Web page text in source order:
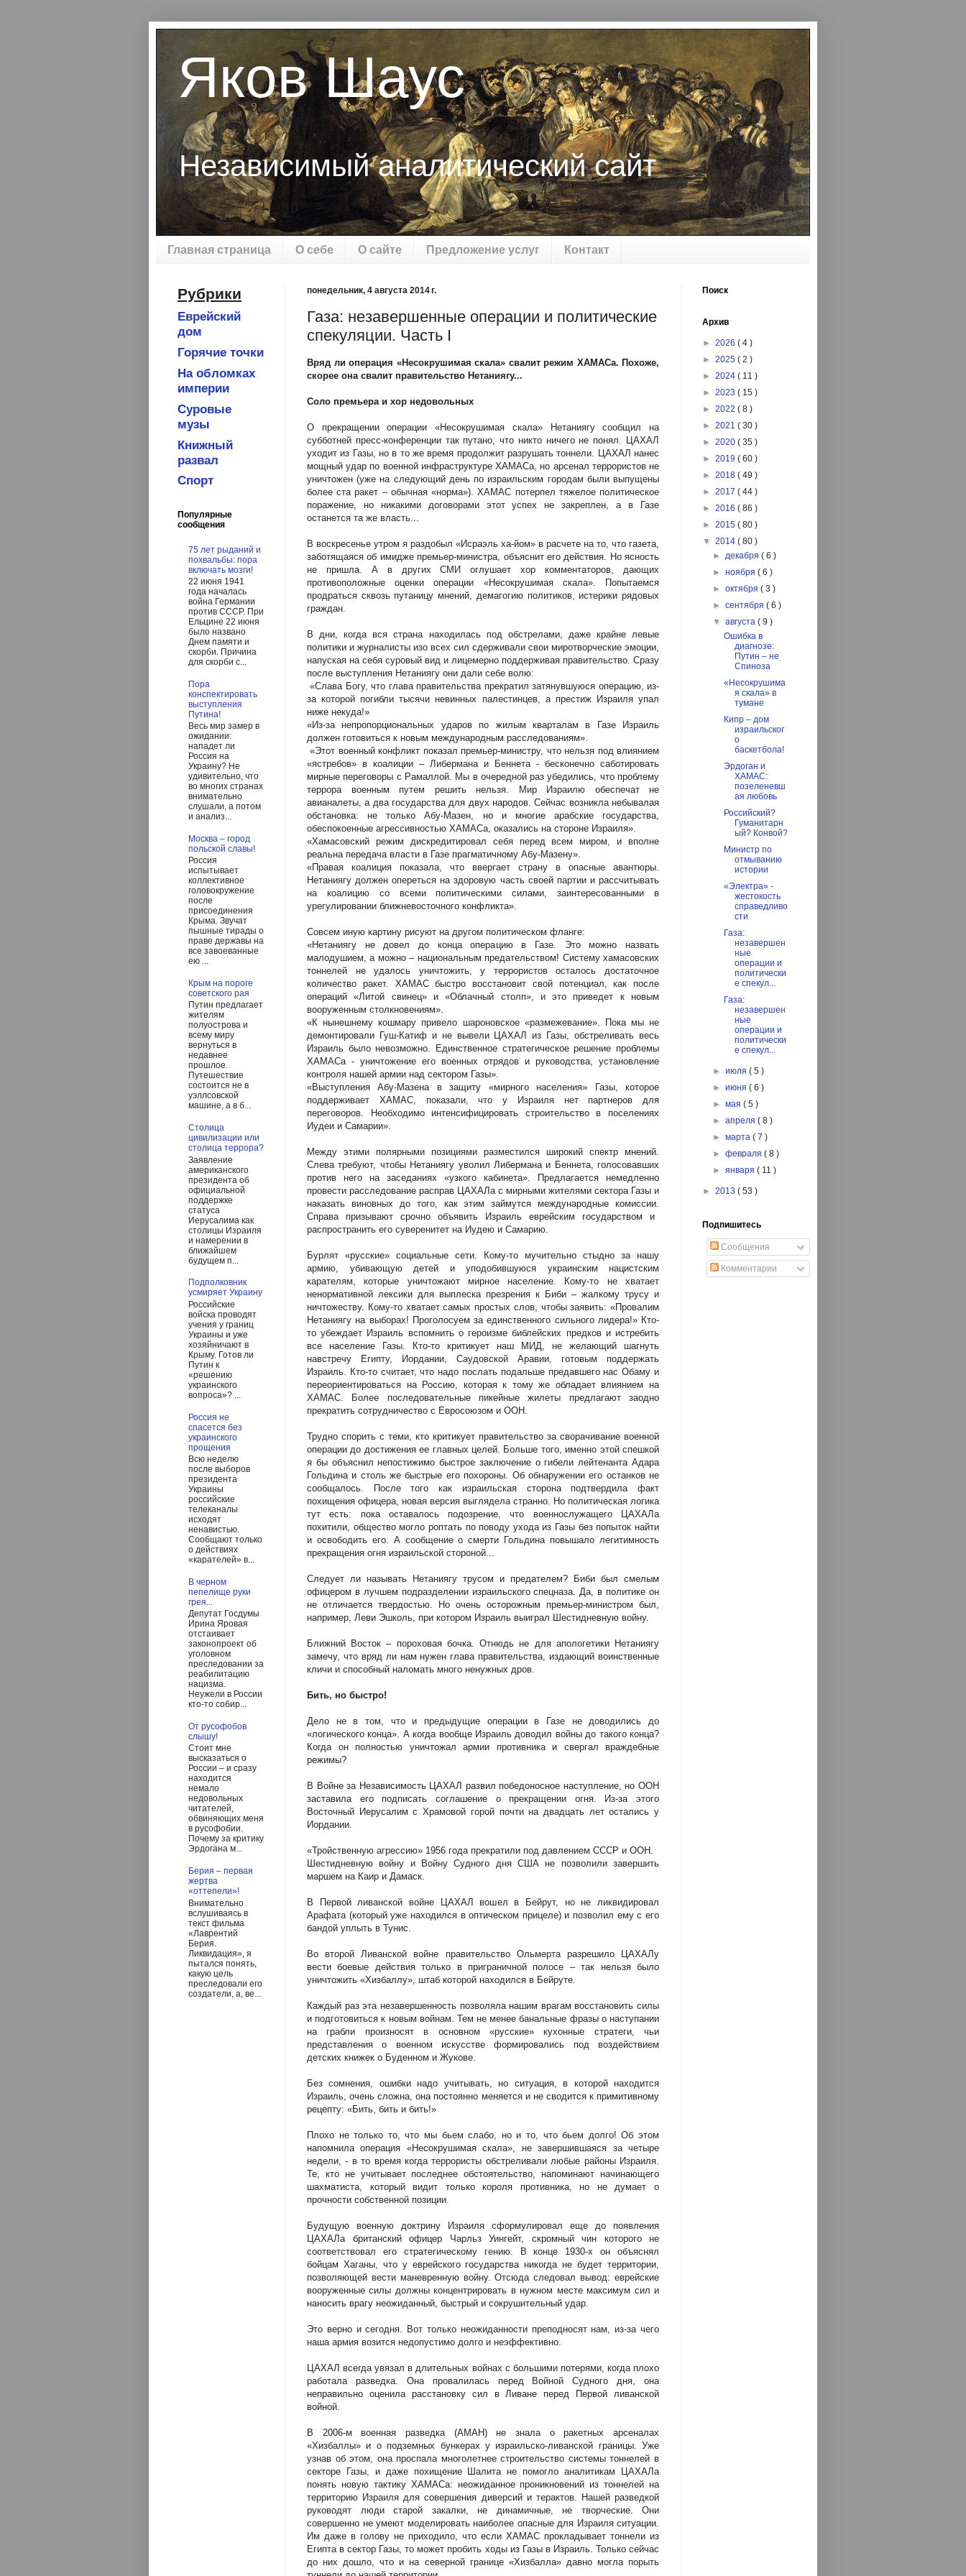
Яков Шаус
Независимый аналитический сайт
Главная страница О себе О сайте Предложение услуг Контакт
понедельник, 4 августа 2014 г.
Газа: незавершенные операции и политические
спекуляции. Часть I
Вряд ли операция «Несокрушимая скала» свалит режим ХАМАСа. Похоже,
скорее она свалит правительство Нетаниягу...
Соло премьера и хор недовольных
О прекращении операции «Несокрушимая скала» Нетаниягу сообщил на
субботней пресс-конференции так путано, что никто ничего не понял. ЦАХАЛ
уходит из Газы, но в то же время продолжит разрушать тоннели. ЦАХАЛ нанес
мощный удар по военной инфраструктуре ХАМАСа, но арсенал террористов не
уничтожен (уже на следующий день по израильским городам были выпущены
более ста ракет – обычная «норма»). ХАМАС потерпел тяжелое политическое
поражение, но никакими договорами этот успех не закреплен, а в Газе
останется та же власть...
В воскресенье утром я раздобыл «Исраэль ха-йом» в расчете на то, что газета,
заботящаяся об имидже премьер-министра, объяснит его действия. Но ясность
не пришла. А в других СМИ оглушает хор комментаторов, дающих
противоположные оценки операции «Несокрушимая скала». Попытаемся
продраться сквозь путаницу мнений, демагогию политиков, истерики рядовых
граждан.
В дни, когда вся страна находилась под обстрелами, даже крайне левые
политики и журналисты изо всех сил сдерживали свои миротворческие эмоции,
напуская на себя суровый вид и лицемерно поддерживая правительство. Сразу
после выступления Нетаниягу они дали себе волю:
«Слава Богу, что глава правительства прекратил затянувшуюся операцию, из-
за которой погибли тысячи невинных палестинцев, а престиж Израиля упал
ниже некуда!»
«Из-за непропорциональных ударов по жилым кварталам в Газе Израиль
должен готовиться к новым международным расследованиям».
«Этот военный конфликт показал премьер-министру, что нельзя под влиянием
«ястребов» в коалиции – Либермана и Беннета - бесконечно саботировать
мирные переговоры с Рамаллой. Мы в очередной раз убедились, что проблему
террора военным путем решить нельзя. Мир Израилю обеспечат не
авианалеты, а два государства для двух народов. Сейчас возникла небывалая
обстановка: не только Абу-Мазен, но и многие арабские государства,
обеспокоенные агрессивностью ХАМАСа, оказались на стороне Израиля».
«Хамасовский режим дискредитировал себя перед всем миром, и вполне
реальна передача власти в Газе прагматичному Абу-Мазену».
«Правая коалиция показала, что ввергает страну в опасные авантюры.
Нетаниягу должен опереться на здоровую часть своей партии и рассчитывать
на коалицию со всеми политическими силами, заинтересованными в
урегулировании ближневосточного конфликта».
Совсем иную картину рисуют на другом политическом фланге:
«Нетаниягу не довел до конца операцию в Газе. Это можно назвать
малодушием, а можно – национальным предательством! Систему хамасовских
тоннелей не удалось уничтожить, у террористов осталось достаточное
количество ракет. ХАМАС быстро восстановит свой потенциал, как после
операций «Литой свинец» и «Облачный столп», и это приведет к новым
вооруженным столкновениям».
«К нынешнему кошмару привело шароновское «размежевание». Пока мы не
демонтировали Гуш-Катиф и не вывели ЦАХАЛ из Газы, обстреливать весь
Израиль было невозможно. Единственное стратегическое решение проблемы
ХАМАСа - уничтожение его военных отрядов и руководства, установление
контроля нашей армии над сектором Газы».
«Выступления Абу-Мазена в защиту «мирного населения» Газы, которое
поддерживает ХАМАС, показали, что у Израиля нет партнеров для
переговоров. Необходимо интенсифицировать строительство в поселениях
Иудеи и Самарии».
Между этими полярными позициями разместился широкий спектр мнений.
Слева требуют, чтобы Нетаниягу уволил Либермана и Беннета, голосовавших
против него на заседаниях «узкого кабинета». Предлагается немедленно
провести расследование расправ ЦАХАЛа с мирными жителями сектора Газы и
наказать виновных до того, как этим займутся международные комиссии.
Справа призывают срочно объявить Израиль еврейским государством и
распространить его суверенитет на Иудею и Самарию.
Бурлят «русские» социальные сети. Кому-то мучительно стыдно за нашу
армию, убивающую детей и уподобившуюся украинским нацистским
карателям, которые уничтожают мирное население. Кому-то не хватает
ненормативной лексики для выплеска презрения к Биби – жалкому трусу и
ничтожеству. Кому-то хватает самых простых слов, чтобы заявить: «Провалим
Нетаниягу на выборах! Проголосуем за единственного сильного лидера!» Кто-
то убеждает Израиль вспомнить о героизме библейских предков и истребить
все население Газы. Кто-то критикует наш МИД, не желающий шагнуть
навстречу Египту, Иордании, Саудовской Аравии, готовым поддержать
Израиль. Кто-то считает, что надо послать подальше предавшего нас Обаму и
переориентироваться на Россию, которая к тому же обладает влиянием на
ХАМАС. Более последовательные пикейные жилеты предлагают заодно
прекратить сотрудничество с Евросоюзом и ООН.
Трудно спорить с теми, кто критикует правительство за сворачивание военной
операции до достижения ее главных целей. Больше того, именно этой спешкой
я бы объяснил непостижимо быстрое заключение о гибели лейтенанта Адара
Гольдина и столь же быстрые его похороны. Об обнаружении его останков не
сообщалось. После того как израильская сторона подтвердила факт
похищения офицера, новая версия выглядела странно. Но политическая логика
тут есть: пока оставалось подозрение, что военнослужащего ЦАХАЛа
похитили, общество могло роптать по поводу ухода из Газы без попыток найти
и освободить его. А сообщение о смерти Гольдина повышало легитимность
прекращения огня израильской стороной...
Следует ли называть Нетаниягу трусом и предателем? Биби был смелым
офицером в лучшем подразделении израильского спецназа. Да, в политике он
не отличается твердостью. Но очень осторожным премьер-министром был,
например, Леви Эшколь, при котором Израиль выиграл Шестидневную войну.
Ближний Восток – пороховая бочка. Отнюдь не для апологетики Нетаниягу
замечу, что вряд ли нам нужен глава правительства, издающий воинственные
кличи и способный наломать много ненужных дров.
Бить, но быстро!
Дело не в том, что и предыдущие операции в Газе не доводились до
«логического конца». А когда вообще Израиль доводил войны до такого конца?
Когда он полностью уничтожал армии противника и свергал враждебные
режимы?
В Войне за Независимость ЦАХАЛ развил победоносное наступление, но ООН
заставила его подписать соглашение о прекращении огня. Из-за этого
Восточный Иерусалим с Храмовой горой почти на двадцать лет остались у
Иордании.
«Тройственную агрессию» 1956 года прекратили под давлением СССР и ООН.
Шестидневную войну и Войну Судного дня США не позволили завершить
маршем на Каир и Дамаск.
В Первой ливанской войне ЦАХАЛ вошел в Бейрут, но не ликвидировал
Арафата (который уже находился в оптическом прицеле) и позволил ему с его
бандой уплыть в Тунис.
Во второй Ливанской войне правительство Ольмерта разрешило ЦАХАЛу
вести боевые действия только в приграничной полосе – так нельзя было
уничтожить «Хизбаллу», штаб которой находился в Бейруте.
Каждый раз эта незавершенность позволяла нашим врагам восстановить силы
и подготовиться к новым войнам. Тем не менее банальные фразы о наступании
на грабли произносят в основном «русские» кухонные стратеги, чьи
представления о военном искусстве формировались под воздействием
детских книжек о Буденном и Жукове.
Без сомнения, ошибки надо учитывать, но ситуация, в которой находится
Израиль, очень сложна, она постоянно меняется и не сводится к примитивному
рецепту: «Бить, бить и бить!»
Плохо не только то, что мы бьем слабо, но и то, что бьем долго! Об этом
напомнила операция «Несокрушимая скала», не завершившаяся за четыре
недели, - в то время когда террористы обстреливали любые районы Израиля.
Те, кто не учитывает последнее обстоятельство, напоминают начинающего
шахматиста, который видит только короля противника, но не думает о
прочности собственной позиции.
Будущую военную доктрину Израиля сформулировал еще до появления
ЦАХАЛа британский офицер Чарльз Уингейт, скромный чин которого не
соответствовал его стратегическому гению. В конце 1930-х он объяснял
бойцам Хаганы, что у еврейского государства никогда не будет территории,
позволяющей вести маневренную войну. Отсюда следовал вывод: еврейские
вооруженные силы должны концентрировать в нужном месте максимум сил и
наносить врагу неожиданный, быстрый и сокрушительный удар.
Это верно и сегодня. Вот только неожиданности преподносят нам, из-за чего
наша армия возится недопустимо долго и неэффективно.
ЦАХАЛ всегда увязал в длительных войнах с большими потерями, когда плохо
работала разведка. Она провалилась перед Войной Судного дня, она
неправильно оценила расстановку сил в Ливане перед Первой ливанской
войной.
В 2006-м военная разведка (АМАН) не знала о ракетных арсеналах
«Хизбаллы» и о подземных бункерах у израильско-ливанской границы. Уже
узнав об этом, она проспала многолетнее строительство системы тоннелей в
секторе Газы, и даже похищение Шалита не помогло аналитикам ЦАХАЛа
понять новую тактику ХАМАСа: неожиданное проникновений из тоннелей на
территорию Израиля для совершения диверсий и терактов. Нашей разведкой
руководят люди старой закалки, не динамичные, не творческие. Они
совершенно не умеют моделировать наиболее опасные для Израиля ситуации.
Им даже в голову не приходило, что если ХАМАС прокладывает тоннели из
Египта в сектор Газы, то может пробить ходы из Газы в Израиль. Только сейчас
до них дошло, что и на северной границе «Хизбалла» давно могла порыть
Рубрики
Еврейский
дом
Горячие точки
На обломках
империи
Суровые
музы
Книжный
развал
Спорт
Популярные
сообщения
75 лет рыданий и
похвальбы: пора
включать мозги!
22 июня 1941
года началась
война Германии
против СССР. При
Ельцине 22 июня
было названо
Днем памяти и
скорби. Причина
для скорби с...
Пора
конспектировать
выступления
Путина!
Весь мир замер в
ожидании:
нападет ли
Россия на
Украину? Не
удивительно, что
во многих странах
внимательно
слушали, а потом
и анализ...
Москва – город
польской славы!
Россия
испытывает
коллективное
головокружение
после
присоединения
Крыма. Звучат
пышные тирады о
праве державы на
все завоеванные
ею ...
Крым на пороге
советского рая
Путин предлагает
жителям
полуострова и
всему миру
вернуться в
недавнее
прошлое.
Путешествие
состоится не в
уэллсовской
машине, а в б...
Столица
цивилизации или
столица террора?
Заявление
американского
президента об
официальной
поддержке
статуса
Иерусалима как
столицы Израиля
и намерении в
ближайшем
будущем п...
Подполковник
усмиряет Украину
Российские
войска проводят
учения у границ
Украины и уже
хозяйничают в
Крыму. Готов ли
Путин к
«решению
украинского
вопроса»? ...
Россия не
спасется без
украинского
прощения
Всю неделю
после выборов
президента
Украины
российские
телеканалы
исходят
ненавистью.
Сообщают только
о действиях
«карателей» в...
В черном
пепелище руки
грея...
Депутат Госдумы
Ирина Яровая
отстаивает
законопроект об
уголовном
преследовании за
реабилитацию
нацизма.
Неужели в России
кто-то собир...
От русофобов
слышу!
Стоит мне
высказаться о
России – и сразу
находится
немало
недовольных
читателей,
обвиняющих меня
в русофобии.
Почему за критику
Эрдогана м...
Берия – первая
жертва
«оттепели»!
Внимательно
вслушиваясь в
текст фильма
«Лаврентий
Берия.
Ликвидация», я
пытался понять,
какую цель
преследовали его
создатели, а, ве...
Поиск
Архив
► 2026 ( 4 )
► 2025 ( 2 )
► 2024 ( 11 )
► 2023 ( 15 )
► 2022 ( 8 )
► 2021 ( 30 )
► 2020 ( 35 )
► 2019 ( 60 )
► 2018 ( 49 )
► 2017 ( 44 )
► 2016 ( 86 )
► 2015 ( 80 )
▼ 2014 ( 80 )
►декабря( 6 )
►ноября( 6 )
►октября( 3 )
►сентября( 6 )
▼августа( 9 )
Ошибка в
диагнозе:
Путин – не
Спиноза
«Несокрушима
я скала» в
тумане
Кипр – дом
израильског
о
баскетбола!
Эрдоган и
ХАМАС:
позеленевш
ая любовь
Российский?
Гуманитарн
ый? Конвой?
Министр по
отмыванию
истории
«Электра» -
жестокость
справедливо
сти
Газа:
незавершен
ные
операции и
политически
е спекул...
Газа:
незавершен
ные
операции и
политически
е спекул...
►июля( 5 )
►июня( 6 )
►мая( 5 )
►апреля( 8 )
►марта( 7 )
►февраля( 8 )
►января( 11 )
► 2013 ( 53 )
Подпишитесь
Сообщения
Комментарии